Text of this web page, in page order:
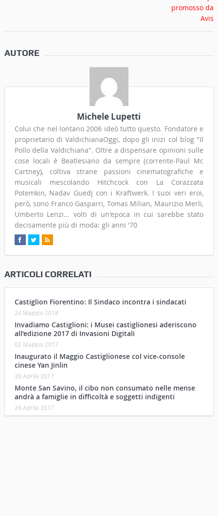
AUTORE
Michele Lupetti
Colui che nel lontano 2006 ideò tutto questo. Fondatore e
proprietario di ValdichianaOggi, dopo gli inizi col blog "Il
Pollo della Valdichiana". Oltre a dispensare opinioni sulle
cose locali è Beatlesiano da sempre (corrente-Paul Mc
Cartney), coltiva strane passioni cinematografiche e
musicali mescolando Hitchcock con La Corazzata
Potemkin, Nadav Guedj con i Kraftwerk. I suoi veri eroi,
però, sono Franco Gasparri, Tomas Milian, Maurizio Merli,
Umberto Lenzi... volti di un'epoca in cui sarebbe stato
decisamente più di moda: gli anni '70
ARTICOLI CORRELATI
Castiglion Fiorentino: Il Sindaco incontra i sindacati
24 Maggio 2018
Invadiamo Castiglioni: i Musei castiglionesi aderiscono
all’edizione 2017 di Invasioni Digitali
02 Maggio 2017
Inaugurato il Maggio Castiglionese col vice-console
cinese Yan Jinlin
30 Aprile 2017
Monte San Savino, il cibo non consumato nelle mense
andrà a famiglie in difficoltà e soggetti indigenti
26 Aprile 2017